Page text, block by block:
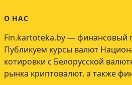
О НАС
Fin.kartoteka.by — финансовый
Публикуем курсы валют
котировки с Белорусской
рынка криптовалют, а также